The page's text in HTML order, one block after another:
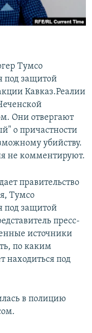
Тумсо
под защитой
Кавказ.Реалии
Они отвергают
о причастности
убийству.
не комментируют.
правительство
Тумсо
под защитой
пресс-
источники
по каким
под
в полицию